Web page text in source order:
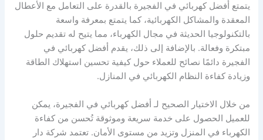
يتمتع أفضل كهربائي في الفجيرة بالقدرة على التعامل مع الأعطال
المعقدة والمشاكل الكهربائية، كما يتمتع بمعرفة واسعة
بالتكنولوجيا الحديثة في مجال الكهرباء، مما يتيح له تقديم حلول
مبتكرة وفعالة. بالإضافة إلى ذلك، يقدم أفضل كهربائي في
الفجيرة دائمًا نصائح للعملاء حول كيفية تحسين استهلاك الطاقة
وزيادة كفاءة النظام الكهربائي في المنازل.
من خلال الاختيار الصحيح لـ أفضل كهربائي في الفجيرة، يمكن
للعميل الحصول على خدمة سريعة وموثوقة تُحسن من كفاءة
الكهرباء في المنزل وتزيد من مستوى الأمان. تعتمد شركة دار